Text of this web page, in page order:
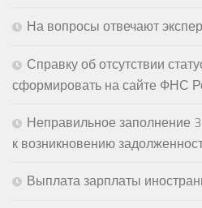
На вопросы отвечают
Справку об отсутствии
сформировать на сайте ФНС
Неправильное заполнение
к возникновению
Выплата зарплаты